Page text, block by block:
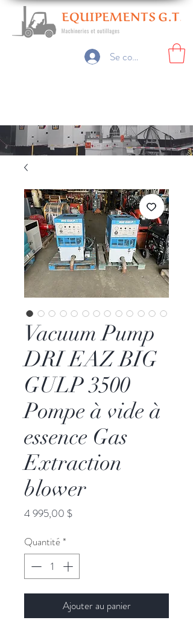
Se connecter
Vacuum Pump
DRI EAZ BIG
GULP 3500
Pompe à vide à
essence Gas
Extraction
blower
4 995,00 $Prix
Quantité*
Ajouter au panier